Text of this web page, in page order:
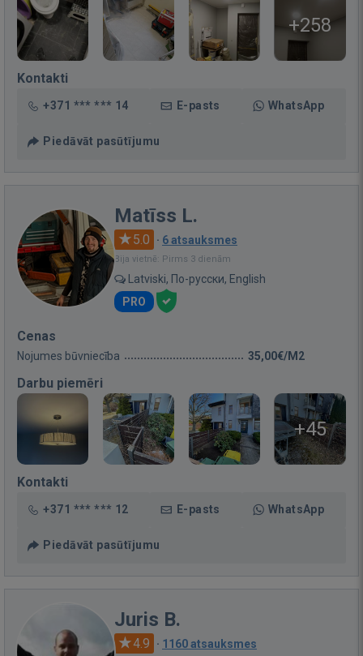
+258
Kontakti
+371 *** *** 14 E-pasts WhatsApp
Piedāvāt pasūtījumu
Matīss L.
5.0 · 6 atsauksmes
Bija vietnē: Pirms 3 dienām
Latviski, По-русски, English
PRO
Cenas
Nojumes būvniecība 35,00€/M2
Darbu piemēri
+45
Kontakti
+371 *** *** 12 E-pasts WhatsApp
Piedāvāt pasūtījumu
Juris B.
4.9 · 1160 atsauksmes